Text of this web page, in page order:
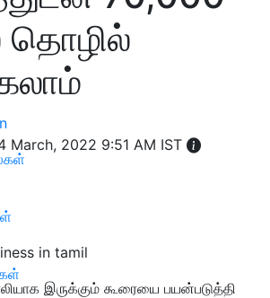
தொழில்
March, 2022 9:51 AM IST
in tamil
இருக்கும் கூரையை பயன்படுத்தி